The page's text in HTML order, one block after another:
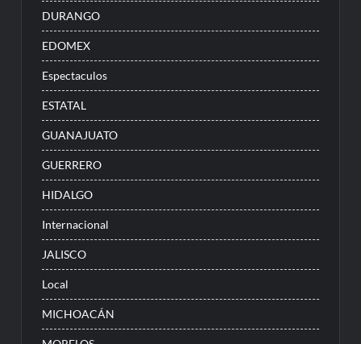
DURANGO
EDOMEX
Espectaculos
ESTATAL
GUANAJUATO
GUERRERO
HIDALGO
Internacional
JALISCO
Local
MICHOACÁN